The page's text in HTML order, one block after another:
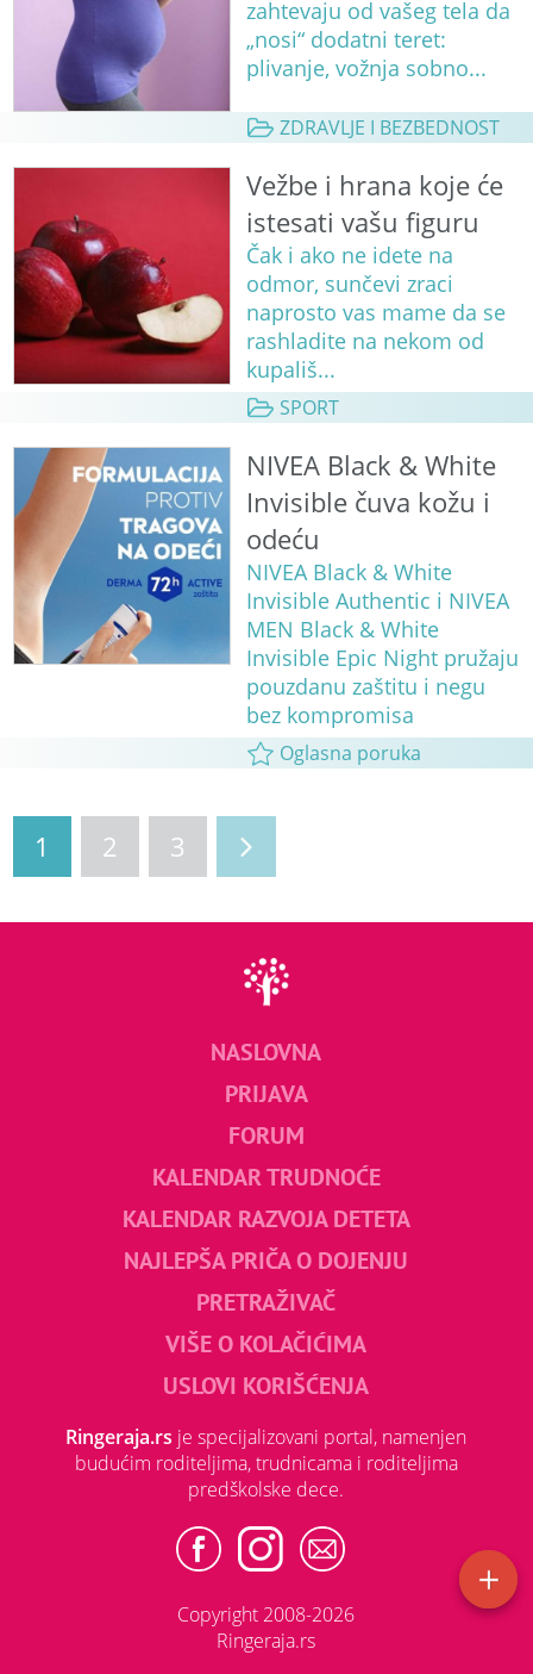
zahtevaju od vašeg tela da
„nosi“ dodatni teret:
plivanje, vožnja sobno...
ZDRAVLJE I BEZBEDNOST
Vežbe i hrana koje će
istesati vašu figuru
Čak i ako ne idete na
odmor, sunčevi zraci
naprosto vas mame da se
rashladite na nekom od
kupališ...
SPORT
NIVEA Black & White
Invisible čuva kožu i
odeću
NIVEA Black & White
Invisible Authentic i NIVEA
MEN Black & White
Invisible Epic Night pružaju
pouzdanu zaštitu i negu
bez kompromisa
Oglasna poruka
1 2 3
NASLOVNA
PRIJAVA
FORUM
KALENDAR TRUDNOĆE
KALENDAR RAZVOJA DETETA
NAJLEPŠA PRIČA O DOJENJU
PRETRAŽIVAČ
VIŠE O KOLAČIĆIMA
USLOVI KORIŠĆENJA
Ringeraja.rs je specijalizovani portal, namenjen
budućim roditeljima, trudnicama i roditeljima
predškolske dece.
Copyright 2008-2026
Ringeraja.rs